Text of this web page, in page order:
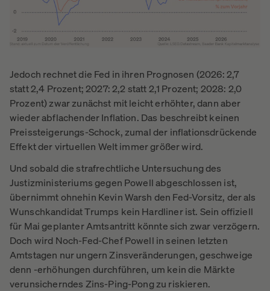
Jedoch rechnet die Fed in ihren Prognosen (2026: 2,7
statt 2,4 Prozent; 2027: 2,2 statt 2,1 Prozent; 2028: 2,0
Prozent) zwar zunächst mit leicht erhöhter, dann aber
wieder abflachender Inflation. Das beschreibt keinen
Preissteigerungs-Schock, zumal der inflationsdrückende
Effekt der virtuellen Welt immer größer wird.
Und sobald die strafrechtliche Untersuchung des
Justizministeriums gegen Powell abgeschlossen ist,
übernimmt ohnehin Kevin Warsh den Fed-Vorsitz, der als
Wunschkandidat Trumps kein Hardliner ist. Sein offiziell
für Mai geplanter Amtsantritt könnte sich zwar verzögern.
Doch wird Noch-Fed-Chef Powell in seinen letzten
Amtstagen nur ungern Zinsveränderungen, geschweige
denn -erhöhungen durchführen, um kein die Märkte
verunsicherndes Zins-Ping-Pong zu riskieren.